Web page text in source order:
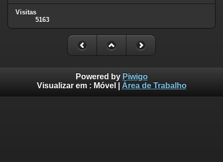
Visitas
5163
Powered by Piwigo
Visualizar em : Móvel Área de Trabalho